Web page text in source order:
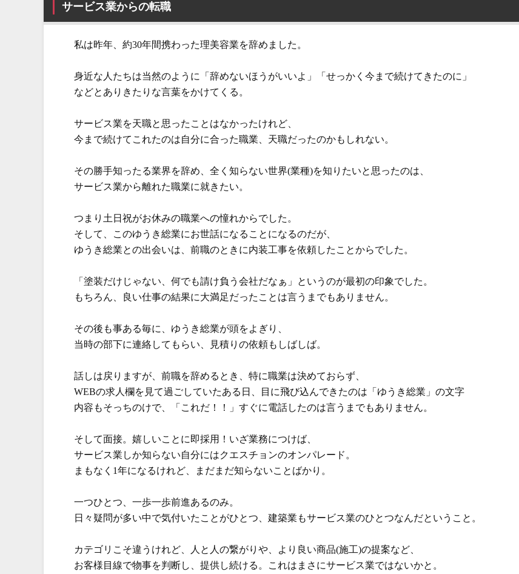
サービス業からの転職
私は昨年、約30年間携わった理美容業を辞めました。
身近な人たちは当然のように「辞めないほうがいいよ」「せっかく今まで続けてきたのに」
などとありきたりな言葉をかけてくる。
サービス業を天職と思ったことはなかったけれど、
今まで続けてこれたのは自分に合った職業、天職だったのかもしれない。
その勝手知ったる業界を辞め、全く知らない世界(業種)を知りたいと思ったのは、
サービス業から離れた職業に就きたい。
つまり土日祝がお休みの職業への憧れからでした。
そして、このゆうき総業にお世話になることになるのだが、
ゆうき総業との出会いは、前職のときに内装工事を依頼したことからでした。
「塗装だけじゃない、何でも請け負う会社だなぁ」というのが最初の印象でした。
もちろん、良い仕事の結果に大満足だったことは言うまでもありません。
その後も事ある毎に、ゆうき総業が頭をよぎり、
当時の部下に連絡してもらい、見積りの依頼もしばしば。
話しは戻りますが、前職を辞めるとき、特に職業は決めておらず、
WEBの求人欄を見て過ごしていたある日、目に飛び込んできたのは「ゆうき総業」の文字
内容もそっちのけで、「これだ！！」すぐに電話したのは言うまでもありません。
そして面接。嬉しいことに即採用！いざ業務につけば、
サービス業しか知らない自分にはクエスチョンのオンパレード。
まもなく1年になるけれど、まだまだ知らないことばかり。
一つひとつ、一歩一歩前進あるのみ。
日々疑問が多い中で気付いたことがひとつ、建築業もサービス業のひとつなんだということ。
カテゴリこそ違うけれど、人と人の繋がりや、より良い商品(施工)の提案など、
お客様目線で物事を判断し、提供し続ける。これはまさにサービス業ではないかと。